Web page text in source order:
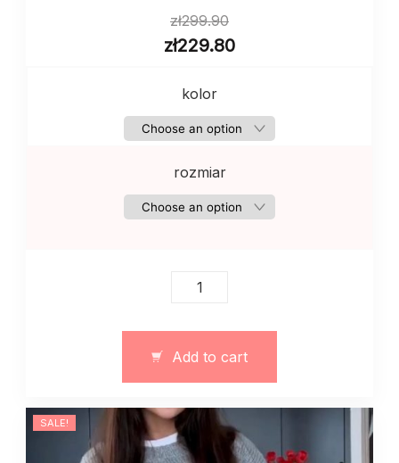
zł299.90
zł229.80
kolor
rozmiar
Sukienka
dzianiny
czarna
quantity
Add to cart
SALE!